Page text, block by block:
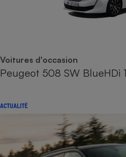
Voitures d'occasion
Peugeot 508 SW BlueHDi
ACTUALITÉ